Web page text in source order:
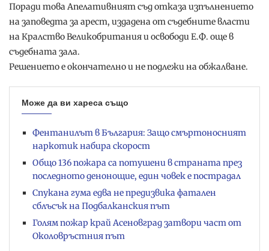
Поради това Апелативният съд отказа изпълнението
на заповедта за арест, издадена от съдебните власти
на Кралство Великобритания и освободи Е.Ф. още в
съдебната зала.
Решението е окончателно и не подлежи на обжалване.
Може да ви хареса също
Фентанилът в България: Защо смъртоносният
наркотик набира скорост
Общо 136 пожара са потушени в страната през
последното денонощие, един човек е пострадал
Спукана гума едва не предизвика фатален
сблъсък на Подбалканския път
Голям пожар край Асеновград затвори част от
Околовръстния път